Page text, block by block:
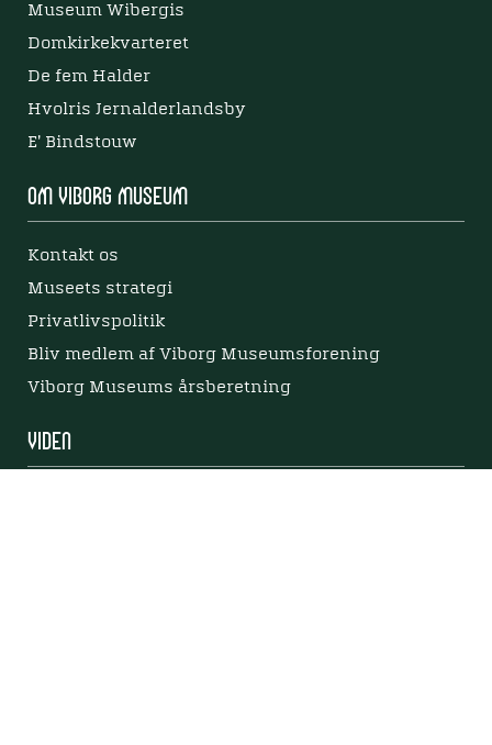
Museum Wibergis
Domkirkekvarteret
De fem Halder
Hvolris Jernalderlandsby
E' Bindstouw
Om Viborg Museum
Kontakt os
Museets strategi
Privatlivspolitik
Bliv medlem af Viborg Museumsforening
Viborg Museums årsberetning
Viden